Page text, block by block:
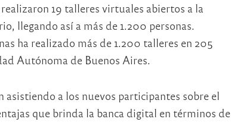
19 talleres virtuales abiertos a la
llegando así a más de 1.200 personas.
ha realizado más de 1.200 talleres en 205
Autónoma de Buenos Aires.
a los nuevos participantes sobre el
que brinda la banca digital en términos de